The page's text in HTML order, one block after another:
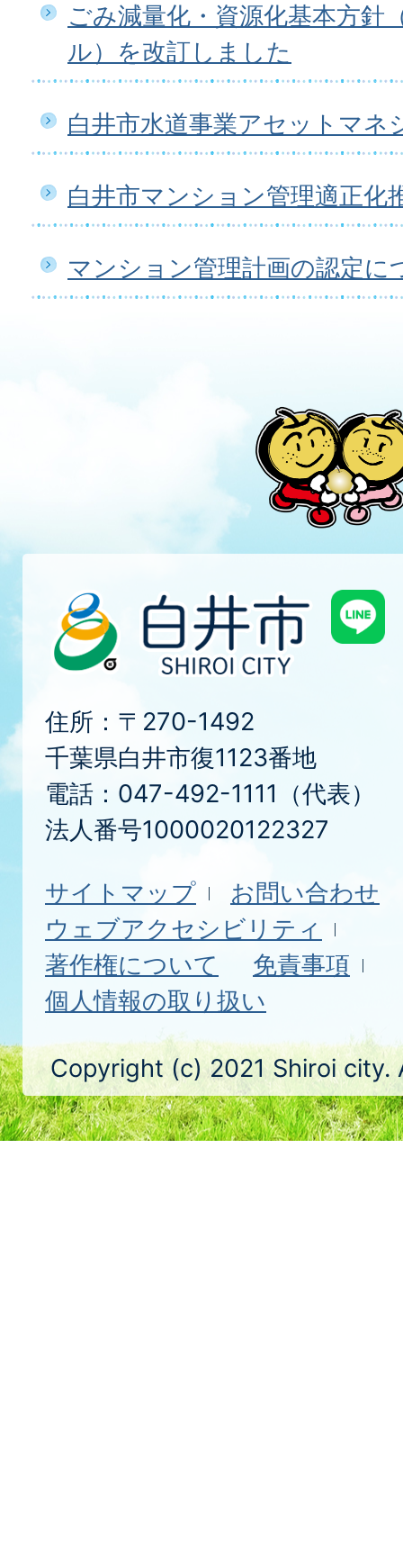
ごみ減量化・資源化基本方針
ル）を改訂しました
白井市水道事業アセットマネ
白井市マンション管理適正化
マンション管理計画の認定に
住所：〒270-1492
千葉県白井市復1123番地
電話：047-492-1111（代表）
法人番号1000020122327
サイトマップ
お問い合わせ
ウェブアクセシビリティ
著作権について
免責事項
個人情報の取り扱い
Copyright (c) 2021 Shiroi city.